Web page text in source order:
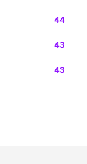
44
43
43